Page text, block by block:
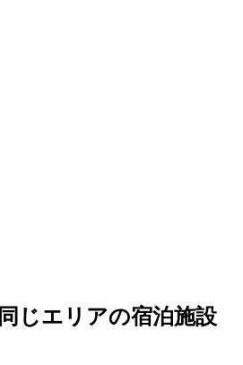
同じエリアの宿泊施設